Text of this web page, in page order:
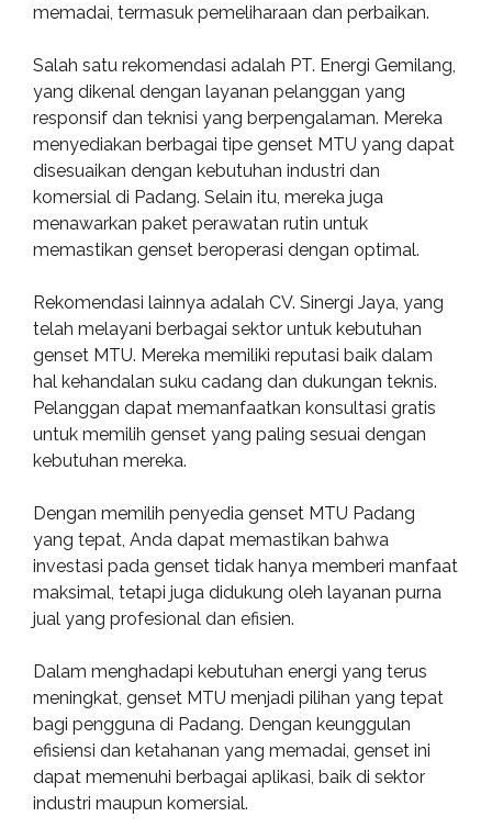
memadai, termasuk pemeliharaan dan perbaikan.
Salah satu rekomendasi adalah PT. Energi Gemilang,
yang dikenal dengan layanan pelanggan yang
responsif dan teknisi yang berpengalaman. Mereka
menyediakan berbagai tipe genset MTU yang dapat
disesuaikan dengan kebutuhan industri dan
komersial di Padang. Selain itu, mereka juga
menawarkan paket perawatan rutin untuk
memastikan genset beroperasi dengan optimal.
Rekomendasi lainnya adalah CV. Sinergi Jaya, yang
telah melayani berbagai sektor untuk kebutuhan
genset MTU. Mereka memiliki reputasi baik dalam
hal kehandalan suku cadang dan dukungan teknis.
Pelanggan dapat memanfaatkan konsultasi gratis
untuk memilih genset yang paling sesuai dengan
kebutuhan mereka.
Dengan memilih penyedia genset MTU Padang
yang tepat, Anda dapat memastikan bahwa
investasi pada genset tidak hanya memberi manfaat
maksimal, tetapi juga didukung oleh layanan purna
jual yang profesional dan efisien.
Dalam menghadapi kebutuhan energi yang terus
meningkat, genset MTU menjadi pilihan yang tepat
bagi pengguna di Padang. Dengan keunggulan
efisiensi dan ketahanan yang memadai, genset ini
dapat memenuhi berbagai aplikasi, baik di sektor
industri maupun komersial.